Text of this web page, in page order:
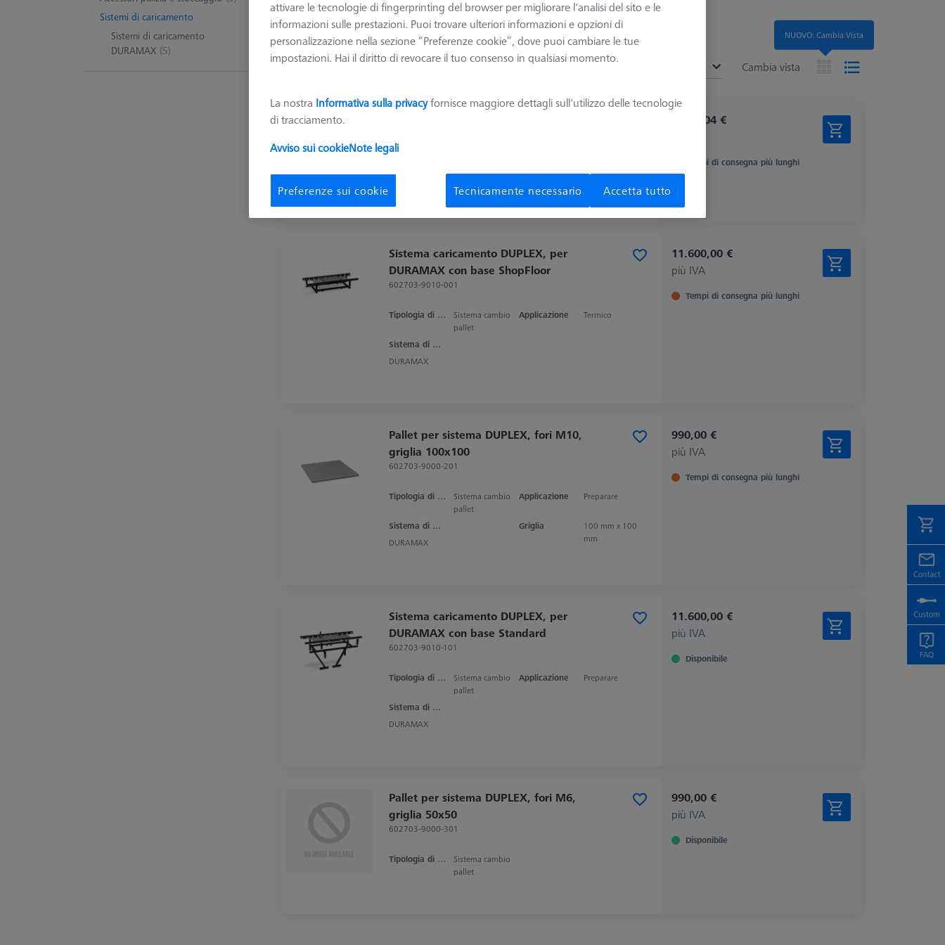
Sistemi di caricamento
Sistemi di caricamento
DURAMAX (5)
Maggiori informazioni su Sistemi di caricamento
5 Prodotti Cambia vista
Ordinare
Recommended
1.612,04 €
Tempi di consegna più lunghi
Sistema caricamento DUPLEX, per
DURAMAX con base ShopFloor
602703-9010-001
Tipologia di prodotto
Sistema cambio
pallet
Applicazione Termico
Sistema di misura
DURAMAX
11.600,00 €
più IVA
Tempi di consegna più lunghi
Pallet per sistema DUPLEX, fori M10,
griglia 100x100
602703-9000-201
Tipologia di prodotto
Sistema cambio
pallet
Applicazione Preparare
Sistema di misura
DURAMAX
Griglia
100 mm x 100
mm
990,00 €
più IVA
Tempi di consegna più lunghi
Sistema caricamento DUPLEX, per
DURAMAX con base Standard
602703-9010-101
Tipologia di prodotto
Sistema cambio
pallet
Applicazione Preparare
Sistema di misura
DURAMAX
11.600,00 €
più IVA
Disponibile
Pallet per sistema DUPLEX, fori M6,
griglia 50x50
602703-9000-301
Tipologia di prodotto
Sistema cambio
pallet
990,00 €
più IVA
Disponibile
NUOVO: Cambia Vista
attivare le tecnologie di fingerprinting del browser per migliorare l'analisi del sito e le
informazioni sulle prestazioni. Puoi trovare ulteriori informazioni e opzioni di
personalizzazione nella sezione “Preferenze cookie”, dove puoi cambiare le tue
impostazioni. Hai il diritto di revocare il tuo consenso in qualsiasi momento.
La nostra Informativa sulla privacyfornisce maggiore dettagli sull'utilizzo delle tecnologie
di tracciamento.
Avviso sui cookieNote legali
Preferenze sui cookie Tecnicamente necessario Accetta tutto